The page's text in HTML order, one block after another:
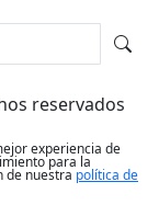
reservados
experiencia de
para la
de nuestra política de